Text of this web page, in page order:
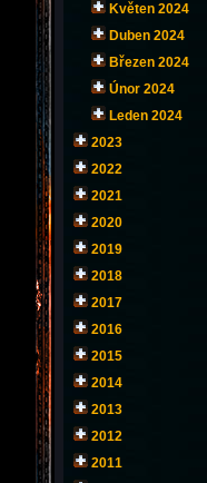
Květen 2024
Duben 2024
Březen 2024
Únor 2024
Leden 2024
2023
2022
2021
2020
2019
2018
2017
2016
2015
2014
2013
2012
2011